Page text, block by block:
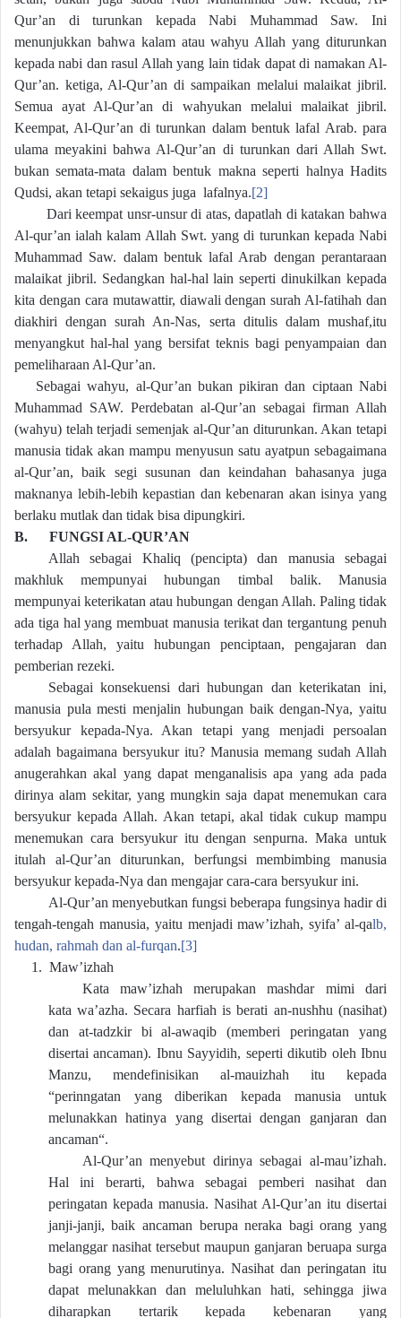
Qur’an di turunkan kepada Nabi Muhammad Saw. Ini
menunjukkan bahwa kalam atau wahyu Allah yang diturunkan
kepada nabi dan rasul Allah yang lain tidak dapat di namakan Al-
Qur’an. ketiga, Al-Qur’an di sampaikan melalui malaikat jibril.
Semua ayat Al-Qur’an di wahyukan melalui malaikat jibril.
Keempat, Al-Qur’an di turunkan dalam bentuk lafal Arab. para
ulama meyakini bahwa Al-Qur’an di turunkan dari Allah Swt.
bukan semata-mata dalam bentuk makna seperti halnya Hadits
Qudsi, akan tetapi sekaigus juga lafalnya.[2]
Dari keempat unsr-unsur di atas, dapatlah di katakan bahwa
Al-qur’an ialah kalam Allah Swt. yang di turunkan kepada Nabi
Muhammad Saw. dalam bentuk lafal Arab dengan perantaraan
malaikat jibril. Sedangkan hal-hal lain seperti dinukilkan kepada
kita dengan cara mutawattir, diawali dengan surah Al-fatihah dan
diakhiri dengan surah An-Nas, serta ditulis dalam mushaf,itu
menyangkut hal-hal yang bersifat teknis bagi penyampaian dan
pemeliharaan Al-Qur’an.
Sebagai wahyu, al-Qur’an bukan pikiran dan ciptaan Nabi
Muhammad SAW. Perdebatan al-Qur’an sebagai firman Allah
(wahyu) telah terjadi semenjak al-Qur’an diturunkan. Akan tetapi
manusia tidak akan mampu menyusun satu ayatpun sebagaimana
al-Qur’an, baik segi susunan dan keindahan bahasanya juga
maknanya lebih-lebih kepastian dan kebenaran akan isinya yang
berlaku mutlak dan tidak bisa dipungkiri.
B.
FUNGSI AL-QUR’AN
Allah sebagai Khaliq (pencipta) dan manusia sebagai
makhluk mempunyai hubungan timbal balik. Manusia
mempunyai keterikatan atau hubungan dengan Allah. Paling tidak
ada tiga hal yang membuat manusia terikat dan tergantung penuh
terhadap Allah, yaitu hubungan penciptaan, pengajaran dan
pemberian rezeki.
Sebagai konsekuensi dari hubungan dan keterikatan ini,
manusia pula mesti menjalin hubungan baik dengan-Nya, yaitu
bersyukur kepada-Nya. Akan tetapi yang menjadi persoalan
adalah bagaimana bersyukur itu? Manusia memang sudah Allah
anugerahkan akal yang dapat menganalisis apa yang ada pada
dirinya alam sekitar, yang mungkin saja dapat menemukan cara
bersyukur kepada Allah. Akan tetapi, akal tidak cukup mampu
menemukan cara bersyukur itu dengan senpurna. Maka untuk
itulah al-Qur’an diturunkan, berfungsi membimbing manusia
bersyukur kepada-Nya dan mengajar cara-cara bersyukur ini.
Al-Qur’an menyebutkan fungsi beberapa fungsinya hadir di
tengah-tengah manusia, yaitu menjadi maw’izhah, syifa’ al-qalb,
hudan, rahmah dan al-furqan.[3]
1. Maw’izhah
Kata maw’izhah merupakan mashdar mimi dari
kata wa’azha. Secara harfiah is berati an-nushhu (nasihat)
dan at-tadzkir bi al-awaqib (memberi peringatan yang
disertai ancaman). Ibnu Sayyidih, seperti dikutib oleh Ibnu
Manzu, mendefinisikan al-mauizhah itu kepada
“perinngatan yang diberikan kepada manusia untuk
melunakkan hatinya yang disertai dengan ganjaran dan
ancaman“.
Al-Qur’an menyebut dirinya sebagai al-mau’izhah.
Hal ini berarti, bahwa sebagai pemberi nasihat dan
peringatan kepada manusia. Nasihat Al-Qur’an itu disertai
janji-janji, baik ancaman berupa neraka bagi orang yang
melanggar nasihat tersebut maupun ganjaran beruapa surga
bagi orang yang menurutinya. Nasihat dan peringatan itu
dapat melunakkan dan meluluhkan hati, sehingga jiwa
diharapkan tertarik kepada kebenaran yang